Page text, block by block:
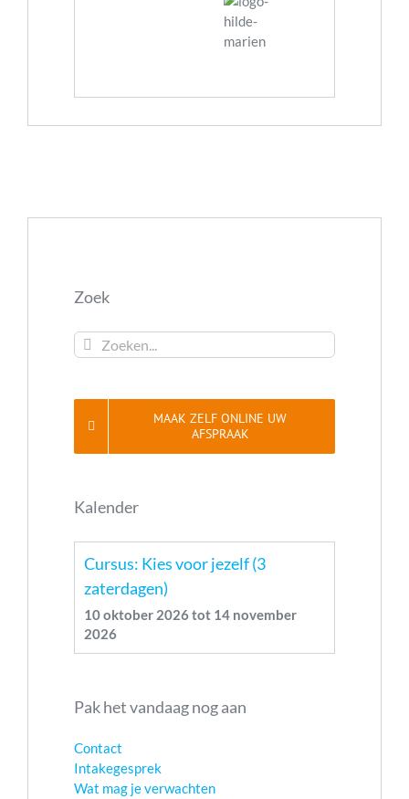
Zoek
Zoeken...
MAAK ZELF ONLINE UW
AFSPRAAK
Kalender
Cursus: Kies voor jezelf (3
zaterdagen)
10 oktober 2026tot 14 november
2026
Pak het vandaag nog aan
Contact
Intakegesprek
Wat mag je verwachten